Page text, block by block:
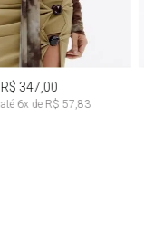
M G
R$ 347,00
até 6x de R$ 57,83